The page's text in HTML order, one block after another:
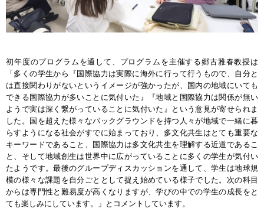
初年度のプログラムを通して、プログラムを主催する郷古雅春教授は
「多くの学生から『国際協力は実際に海外に行って行うもので、自分と
は直接関わりがないというイメージが強かったが、国内の地域にいても
できる国際協力が多いことに気付いた』『地域と国際協力は関係が無い
ようで実は深く繋がっていることに気付いた』という意見が寄せられま
した。国を超えた様々なバックグラウンドを持つ人々が地域で一緒に暮
らすようになる社会がすでに始まっており、多文化共生はとても重要な
キーワードであること、国際協力は多文化共生を理解する近道であるこ
と、そして地域創生は世界中に広がっていることに多くの学生が気付い
たようです。最後のグループディスカッションを通して、学生は地球規
模の様々な課題を自分ごととして捉え始めている様子でした。次の科目
からは専門性と難易度が高くなりますが、学びの中での学生の成長をと
ても楽しみにしています。」とコメントしています。